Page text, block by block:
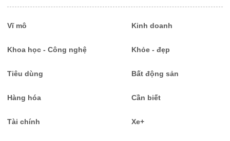
Vĩ mô Kinh doanh
Khoa học - Công nghệ Khỏe - đẹp
Tiêu dùng Bất động sản
Hàng hóa Cần biết
Tài chính Xe+